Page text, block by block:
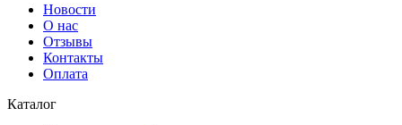
Новости
О нас
Отзывы
Контакты
Оплата
Каталог